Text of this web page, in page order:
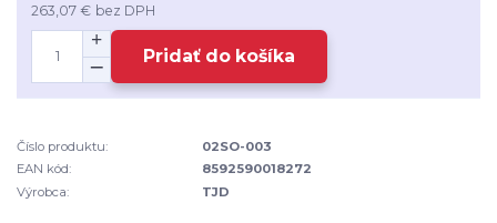
263,07 € bez DPH
Pridať do košíka
Číslo produktu:
02SO-003
EAN kód:
8592590018272
Výrobca:
TJD